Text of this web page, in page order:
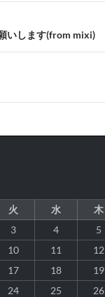
いします(from mixi)
火 水 木
3 4 5
10 11 12
17 18 19
24 25 26